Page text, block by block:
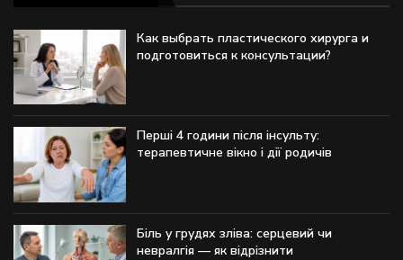
Как выбрать пластического хирурга и
подготовиться к консультации?
Перші 4 години після інсульту:
терапевтичне вікно і дії родичів
Біль у грудях зліва: серцевий чи
невралгія — як відрізнити